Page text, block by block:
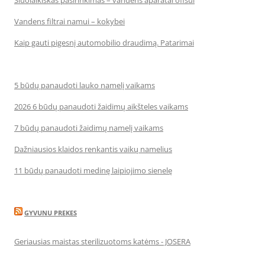
Vandens filtrai namui – kokybei
Kaip gauti pigesnį automobilio draudimą. Patarimai
5 būdų panaudoti lauko namelį vaikams
2026 6 būdų panaudoti žaidimų aikšteles vaikams
7 būdų panaudoti žaidimų namelį vaikams
Dažniausios klaidos renkantis vaikų namelius
11 būdų panaudoti medinę laipiojimo sienelę
GYVUNU PREKES
Geriausias maistas sterilizuotoms katėms - JOSERA